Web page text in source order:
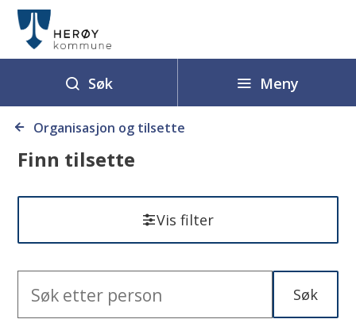
e
r
ø
y
k
o
m
m
n
e
Søk Meny
Du
her:
Organisasjon og tilsette
Finn tilsette
Vis filter
Søketekst Søk